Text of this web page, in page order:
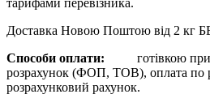
тарифами перевізника.
Доставка Новою Поштою від 2
Способи оплати: готівкою при
розрахунок (ФОП, ТОВ), оплата по
розрахунковий рахунок.